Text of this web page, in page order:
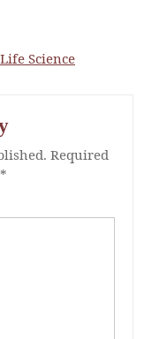
Life Science
Required
*